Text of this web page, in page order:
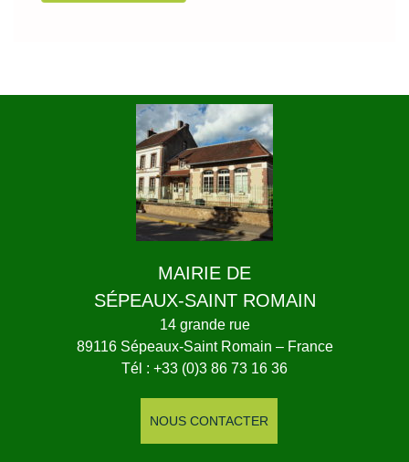
MAIRIE DE
SÉPEAUX-SAINT ROMAIN
14 grande rue
89116 Sépeaux-Saint Romain – France
Tél : +33 (0)3 86 73 16 36
NOUS CONTACTER